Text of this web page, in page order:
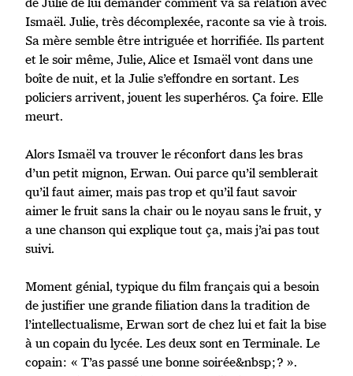
Ismaël. Julie, très décomplexée, raconte sa vie à trois.
Sa mère semble être intriguée et horrifiée. Ils partent
et le soir même, Julie, Alice et Ismaël vont dans une
boîte de nuit, et la Julie s’effondre en sortant. Les
policiers arrivent, jouent les superhéros. Ça foire. Elle
meurt.
Alors Ismaël va trouver le réconfort dans les bras
d’un petit mignon, Erwan. Oui parce qu’il semblerait
qu’il faut aimer, mais pas trop et qu’il faut savoir
aimer le fruit sans la chair ou le noyau sans le fruit, y
a une chanson qui explique tout ça, mais j’ai pas tout
suivi.
Moment génial, typique du film français qui a besoin
de justifier une grande filiation dans la tradition de
l’intellectualisme, Erwan sort de chez lui et fait la bise
à un copain du lycée. Les deux sont en Terminale. Le
copain: « T’as passé une bonne soirée&nbsp;? ».